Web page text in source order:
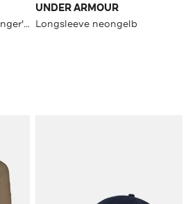
Longsleeve 'Ua M Challenger' schwarz
UNDER ARMOUR
Longsleeve neongelb